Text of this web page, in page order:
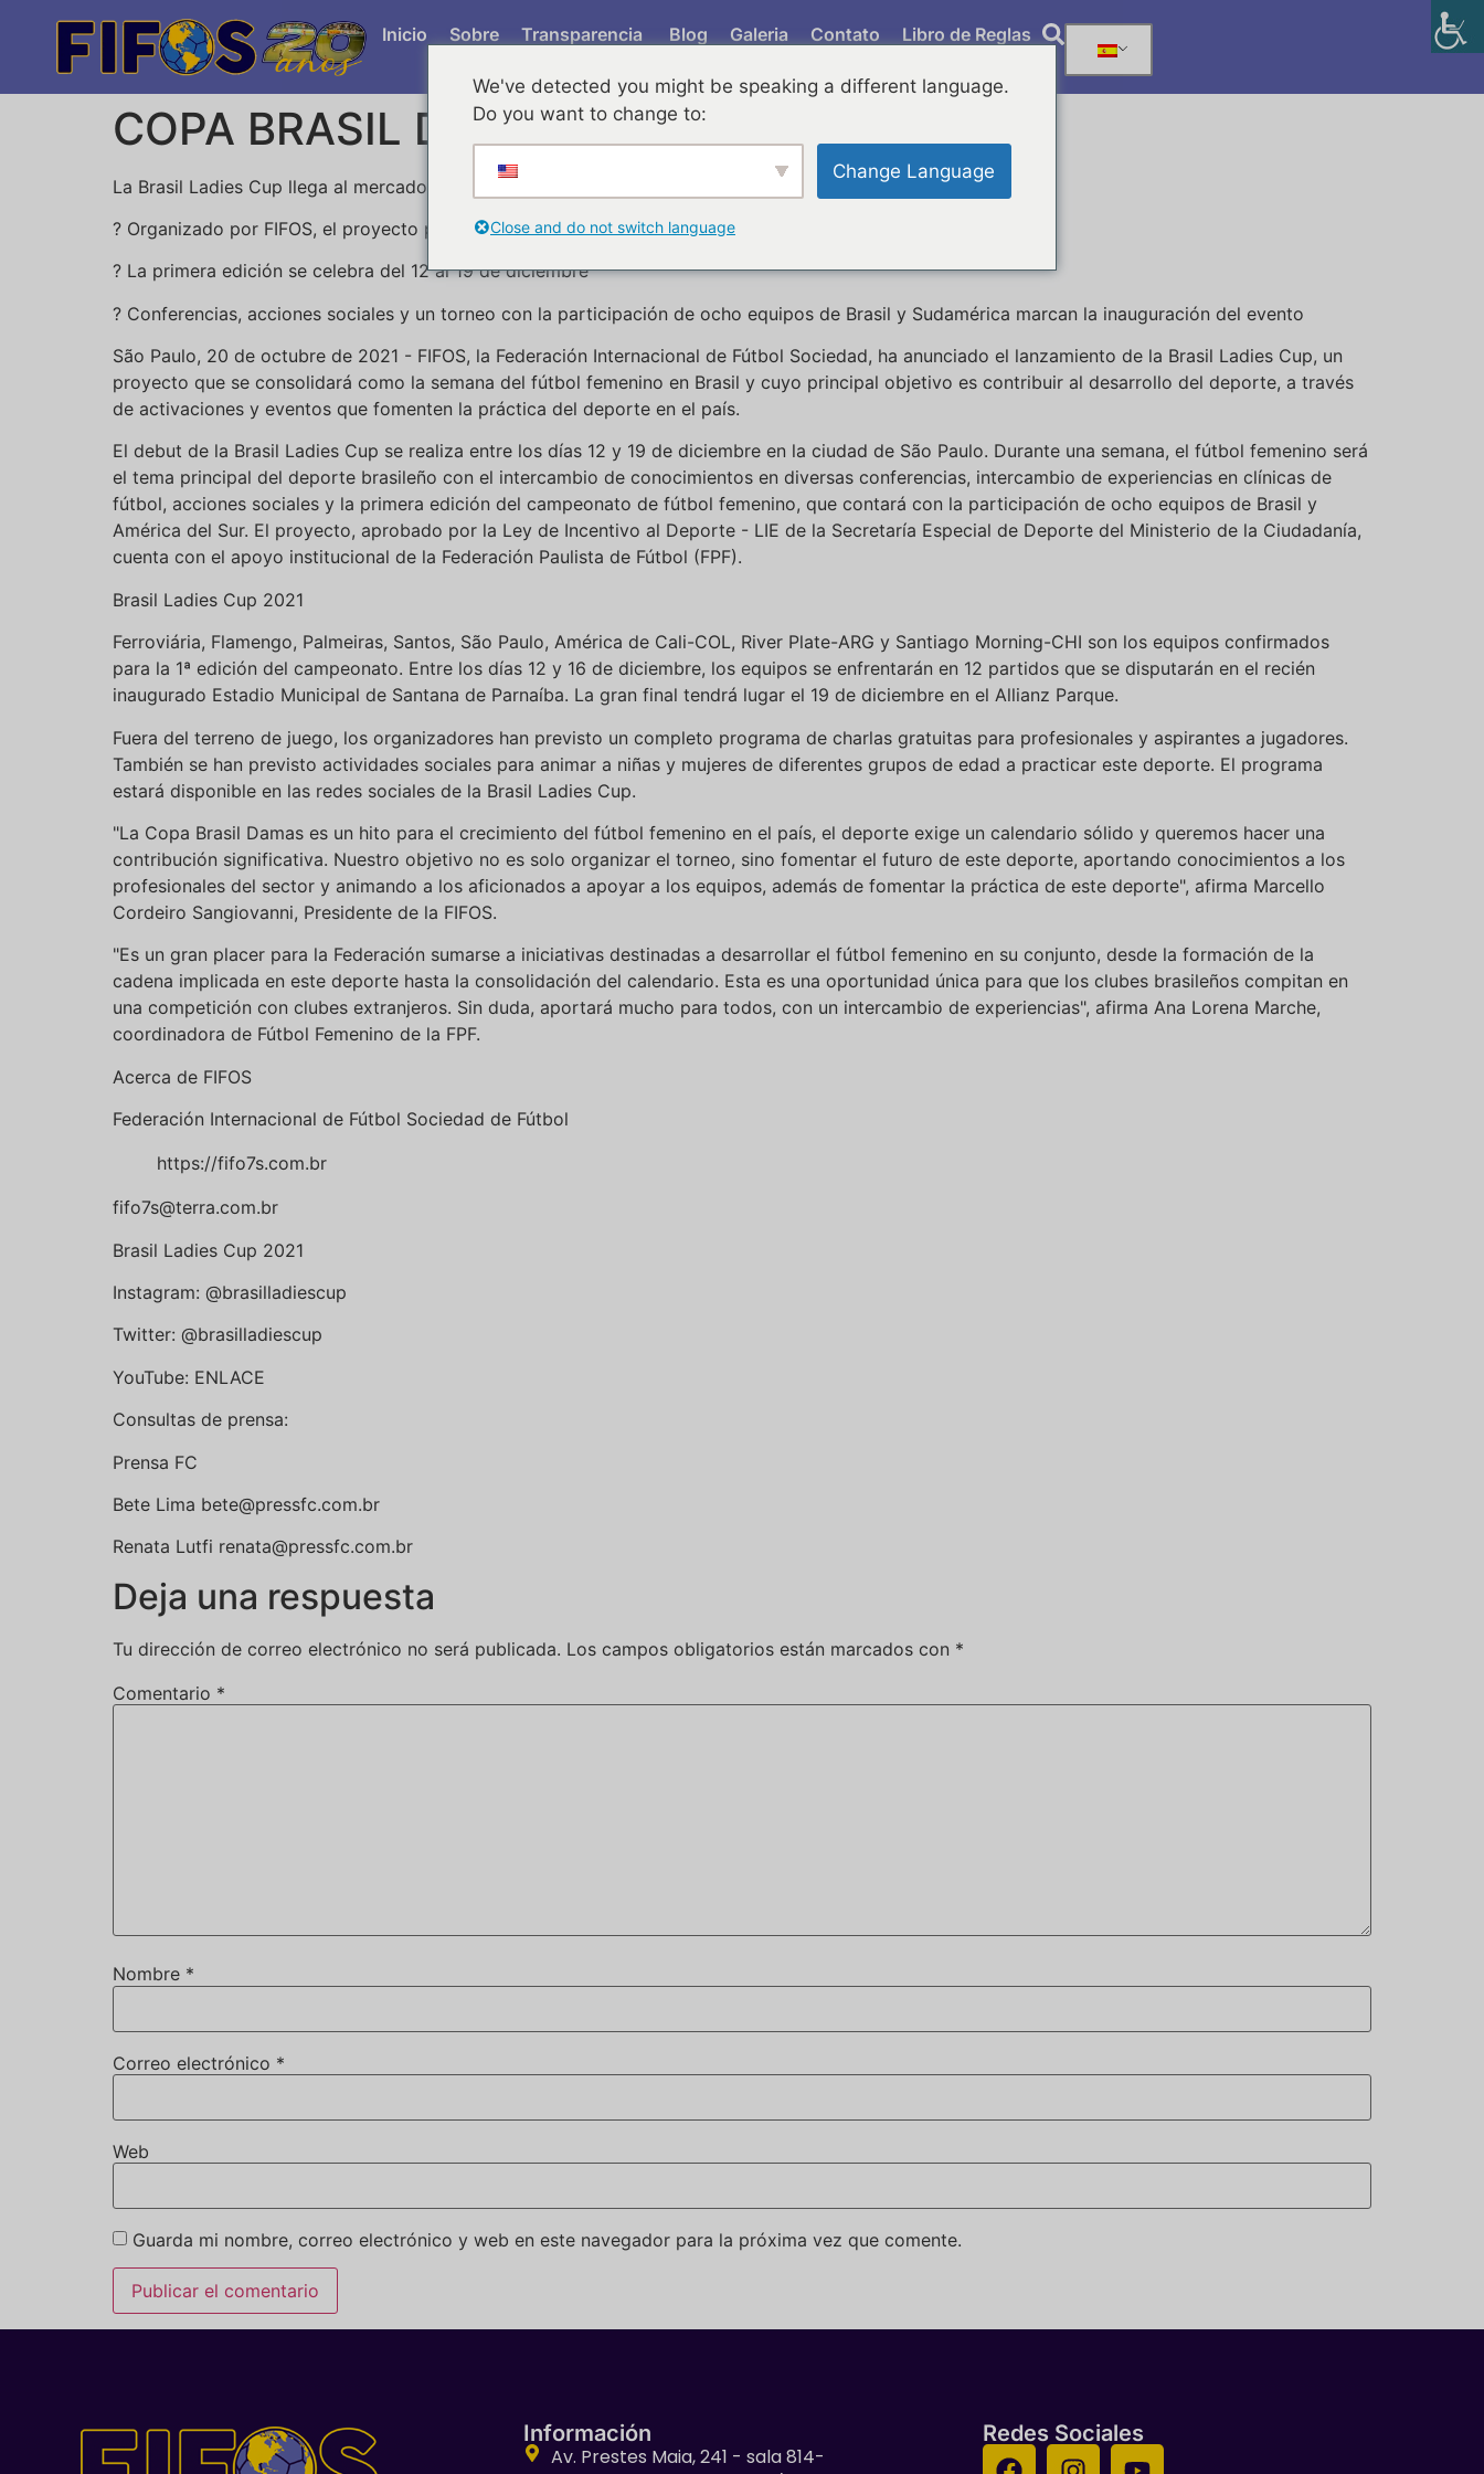
Inicio Sobre Transparencia Blog Galeria Contato Libro de Reglas
COPA BRASIL DAMAS
La Brasil Ladies Cup llega al mercado para consolidarse como la semana del fútbol femenino en el país
? Organizado por FIFOS, el proyecto pretende contribuir al desarrollo de este deporte en Brasil
? La primera edición se celebra del 12 al 19 de diciembre
? Conferencias, acciones sociales y un torneo con la participación de ocho equipos de Brasil y Sudamérica marcan la inauguración del evento
São Paulo, 20 de octubre de 2021 - FIFOS, la Federación Internacional de Fútbol Sociedad, ha anunciado el lanzamiento de la Brasil Ladies Cup, un
proyecto que se consolidará como la semana del fútbol femenino en Brasil y cuyo principal objetivo es contribuir al desarrollo del deporte, a través
de activaciones y eventos que fomenten la práctica del deporte en el país.
El debut de la Brasil Ladies Cup se realiza entre los días 12 y 19 de diciembre en la ciudad de São Paulo. Durante una semana, el fútbol femenino será
el tema principal del deporte brasileño con el intercambio de conocimientos en diversas conferencias, intercambio de experiencias en clínicas de
fútbol, acciones sociales y la primera edición del campeonato de fútbol femenino, que contará con la participación de ocho equipos de Brasil y
América del Sur. El proyecto, aprobado por la Ley de Incentivo al Deporte - LIE de la Secretaría Especial de Deporte del Ministerio de la Ciudadanía,
cuenta con el apoyo institucional de la Federación Paulista de Fútbol (FPF).
Brasil Ladies Cup 2021
Ferroviária, Flamengo, Palmeiras, Santos, São Paulo, América de Cali-COL, River Plate-ARG y Santiago Morning-CHI son los equipos confirmados
para la 1ª edición del campeonato. Entre los días 12 y 16 de diciembre, los equipos se enfrentarán en 12 partidos que se disputarán en el recién
inaugurado Estadio Municipal de Santana de Parnaíba. La gran final tendrá lugar el 19 de diciembre en el Allianz Parque.
Fuera del terreno de juego, los organizadores han previsto un completo programa de charlas gratuitas para profesionales y aspirantes a jugadores.
También se han previsto actividades sociales para animar a niñas y mujeres de diferentes grupos de edad a practicar este deporte. El programa
estará disponible en las redes sociales de la Brasil Ladies Cup.
"La Copa Brasil Damas es un hito para el crecimiento del fútbol femenino en el país, el deporte exige un calendario sólido y queremos hacer una
contribución significativa. Nuestro objetivo no es solo organizar el torneo, sino fomentar el futuro de este deporte, aportando conocimientos a los
profesionales del sector y animando a los aficionados a apoyar a los equipos, además de fomentar la práctica de este deporte", afirma Marcello
Cordeiro Sangiovanni, Presidente de la FIFOS.
"Es un gran placer para la Federación sumarse a iniciativas destinadas a desarrollar el fútbol femenino en su conjunto, desde la formación de la
cadena implicada en este deporte hasta la consolidación del calendario. Esta es una oportunidad única para que los clubes brasileños compitan en
una competición con clubes extranjeros. Sin duda, aportará mucho para todos, con un intercambio de experiencias", afirma Ana Lorena Marche,
coordinadora de Fútbol Femenino de la FPF.
Acerca de FIFOS
Federación Internacional de Fútbol Sociedad de Fútbol
https://fifo7s.com.br
fifo7s@terra.com.br
Brasil Ladies Cup 2021
Instagram: @brasilladiescup
Twitter: @brasilladiescup
YouTube: ENLACE
Consultas de prensa:
Prensa FC
Bete Lima bete@pressfc.com.br
Renata Lutfi renata@pressfc.com.br
Deja una respuesta
Tu dirección de correo electrónico no será publicada. Los campos obligatorios están marcados con *
Comentario *
Nombre *
Correo electrónico *
Web
Guarda mi nombre, correo electrónico y web en este navegador para la próxima vez que comente.
Información
Av. Prestes Maia, 241 - sala 814-
Redes Sociales
We've detected you might be speaking a different language.
Do you want to change to:
Change Language
Close and do not switch language